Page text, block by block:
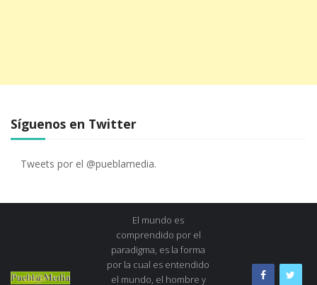
Síguenos en Twitter
Tweets por el @pueblamedia.
El mundo es
comprendido por el
paradigma, es la forma
por la cual es entendido
el mundo, el hombre y